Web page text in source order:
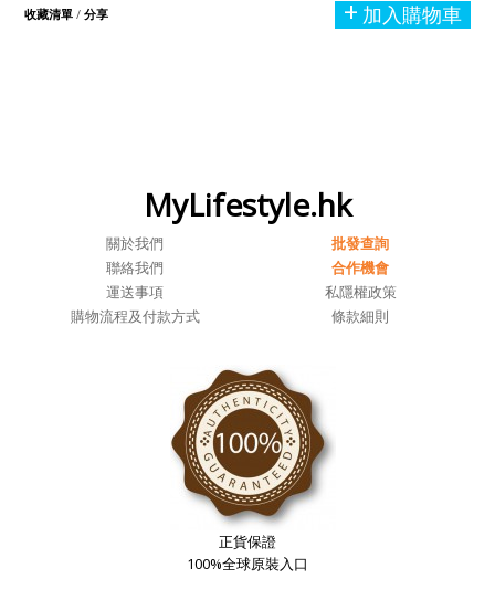
加入購物車
收藏清單 / 分享
MyLifestyle.hk
關於我們
批發查詢
聯絡我們
合作機會
運送事項
私隱權政策
購物流程及付款方式
條款細則
正貨保證
100%全球原裝入口